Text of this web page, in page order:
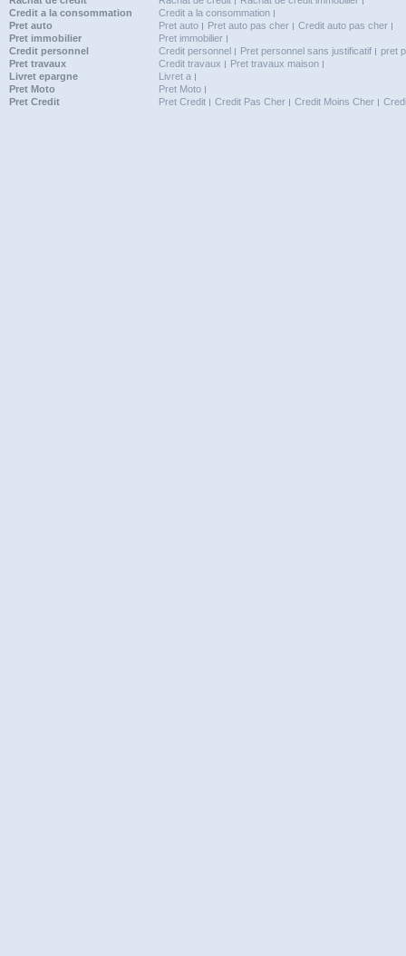
Credit a la consommation
Credit a la consommation
Pret auto
Pret auto Pret auto pas cher
Credit auto pas cher
Pret immobilier
Pret immobilier
Credit personnel
Credit personnel Pret personnel sans justificatif
pret
Pret travaux
Credit travaux
Pret travaux maison
Livret epargne
Livret a
Pret Moto
Pret Moto
Pret Credit
Pret Credit Credit Pas Cher Credit Moins Cher